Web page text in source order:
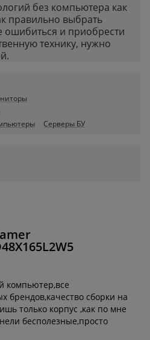
без компьютера как
правильно выбрать
и приобрести
технику, нужно
Серверы БУ
компьютер,все
брендов,качество сборки на
только корпус ,как по мне
бесполезные,просто